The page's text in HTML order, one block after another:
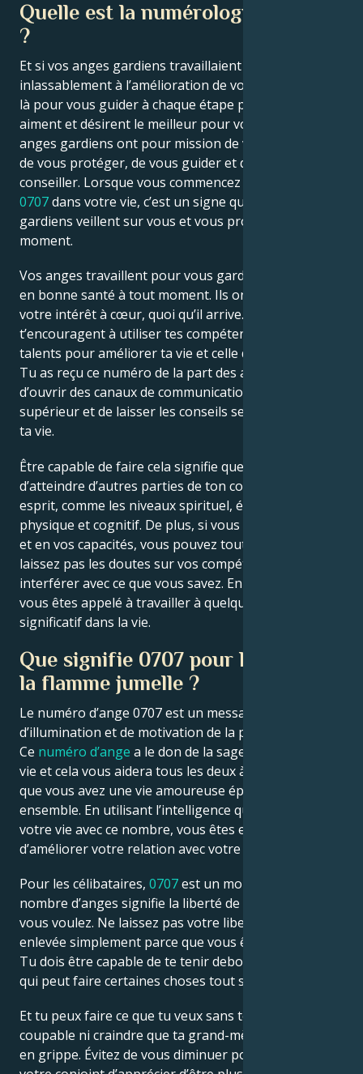
Quelle est la numérologie de 0707
?
Et si vos anges gardiens travaillaient toujours
inlassablement à l’amélioration de votre vie ? Ils sont
là pour vous guider à chaque étape parce qu’ils vous
aiment et désirent le meilleur pour votre avenir. Vos
anges gardiens ont pour mission de veiller sur vous,
de vous protéger, de vous guider et de vous
conseiller. Lorsque vous commencez à voir le
0707dans votre vie, c’est un signe que vos anges
gardiens veillent sur vous et vous protègent à tout
moment.
Vos anges travaillent pour vous garder en sécurité et
en bonne santé à tout moment. Ils ont toujours
votre intérêt à cœur, quoi qu’il arrive. Ils
t’encouragent à utiliser tes compétences et tes
talents pour améliorer ta vie et celle de tes proches.
Tu as reçu ce numéro de la part des anges divins afin
d’ouvrir des canaux de communication avec ton moi
supérieur et de laisser les conseils se déverser dans
ta vie.
Être capable de faire cela signifie que tu as la capacité
d’atteindre d’autres parties de ton complexe corps-
esprit, comme les niveaux spirituel, émotionnel,
physique et cognitif. De plus, si vous avez foi en vous
et en vos capacités, vous pouvez tout faire. Ne
laissez pas les doutes sur vos compétences
interférer avec ce que vous savez. En ce moment,
vous êtes appelé à travailler à quelque chose de plus
significatif dans la vie.
Que signifie 0707 pour l’amour et
la flamme jumelle ?
Le numéro d’ange 0707 est un message
d’illumination et de motivation de la part des anges.
Ce numéro d’ange a le don de la sagesse dans votre
vie et cela vous aidera tous les deux à vous assurer
que vous avez une vie amoureuse épanouie
ensemble. En utilisant l’intelligence qui entre dans
votre vie avec ce nombre, vous êtes en mesure
d’améliorer votre relation avec votre partenaire.
Pour les célibataires, 0707est un monde nouveau. Ce
nombre d’anges signifie la liberté de faire ce que
vous voulez. Ne laissez pas votre liberté vous être
enlevée simplement parce que vous êtes amoureux.
Tu dois être capable de te tenir debout, quelqu’un
qui peut faire certaines choses tout seul.
Et tu peux faire ce que tu veux sans te sentir
coupable ni craindre que ta grand-mère ne te prenne
en grippe. Évitez de vous diminuer pour permettre à